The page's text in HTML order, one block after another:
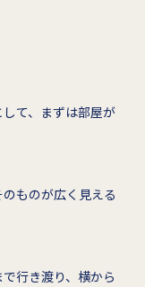
て、まずは部屋が
ものが広く見える
行き渡り、横から